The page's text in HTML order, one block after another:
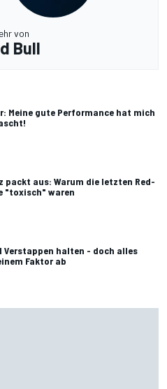
von
Bull
Meine gute Performance hat mich
packt aus: Warum die letzten Red-
"toxisch" waren
Verstappen halten - doch alles
Faktor ab